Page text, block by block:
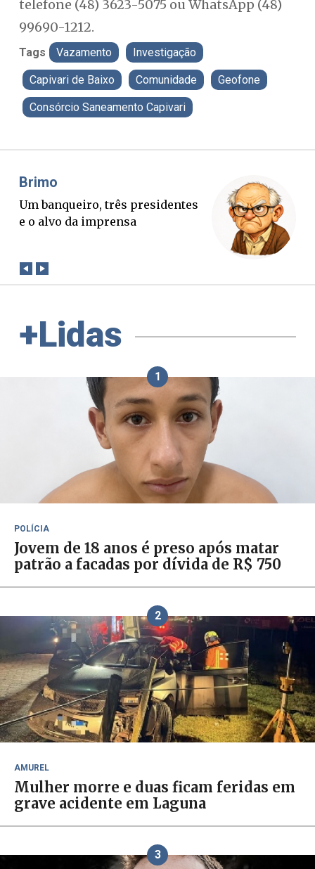
telefone (48) 3623-5075 ou WhatsApp (48)
99690-1212.
Tags Vazamento Investigação
Capivari de Baixo Comunidade Geofone
Consórcio Saneamento Capivari
Misael Elias
O Boato corre mais rápido que a
verdade. Mas quem paga a
+Lidas
1
POLÍCIA
Jovem de 18 anos é preso após matar
patrão a facadas por dívida de R$ 750
2
AMUREL
Mulher morre e duas ficam feridas em
grave acidente em Laguna
3